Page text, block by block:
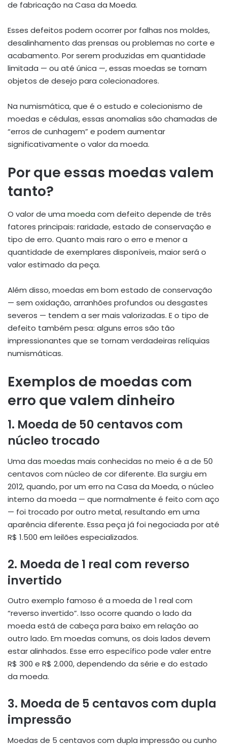
de fabricação na Casa da Moeda.
Esses defeitos podem ocorrer por falhas nos moldes,
desalinhamento das prensas ou problemas no corte e
acabamento. Por serem produzidas em quantidade
limitada — ou até única —, essas moedas se tornam
objetos de desejo para colecionadores.
Na numismática, que é o estudo e colecionismo de
moedas e cédulas, essas anomalias são chamadas de
“erros de cunhagem” e podem aumentar
significativamente o valor da moeda.
Por que essas moedas valem
tanto?
O valor de uma moeda com defeito depende de três
fatores principais: raridade, estado de conservação e
tipo de erro. Quanto mais raro o erro e menor a
quantidade de exemplares disponíveis, maior será o
valor estimado da peça.
Além disso, moedas em bom estado de conservação
— sem oxidação, arranhões profundos ou desgastes
severos — tendem a ser mais valorizadas. E o tipo de
defeito também pesa: alguns erros são tão
impressionantes que se tornam verdadeiras relíquias
numismáticas.
Exemplos de moedas com
erro que valem dinheiro
1. Moeda de 50 centavos com
núcleo trocado
Uma das moedas mais conhecidas no meio é a de 50
centavos com núcleo de cor diferente. Ela surgiu em
2012, quando, por um erro na Casa da Moeda, o núcleo
interno da moeda — que normalmente é feito com aço
— foi trocado por outro metal, resultando em uma
aparência diferente. Essa peça já foi negociada por até
R$ 1.500 em leilões especializados.
2. Moeda de 1 real com reverso
invertido
Outro exemplo famoso é a moeda de 1 real com
“reverso invertido”. Isso ocorre quando o lado da
moeda está de cabeça para baixo em relação ao
outro lado. Em moedas comuns, os dois lados devem
estar alinhados. Esse erro específico pode valer entre
R$ 300 e R$ 2.000, dependendo da série e do estado
da moeda.
3. Moeda de 5 centavos com dupla
impressão
Moedas de 5 centavos com dupla impressão ou cunho